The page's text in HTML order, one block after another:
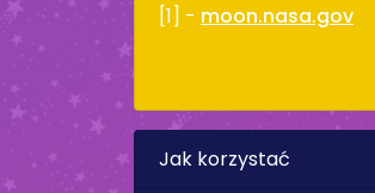
[1] - moon.nasa.gov
Jak korzystać